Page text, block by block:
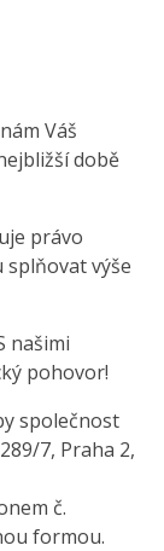
Váš
době
právo
výše
našimi
pohovor!
společnost
7, Praha 2,
č.
formou.